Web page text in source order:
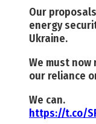
Our
energy
Ukraine.
We must
our reliance
We can.
https://t.co/